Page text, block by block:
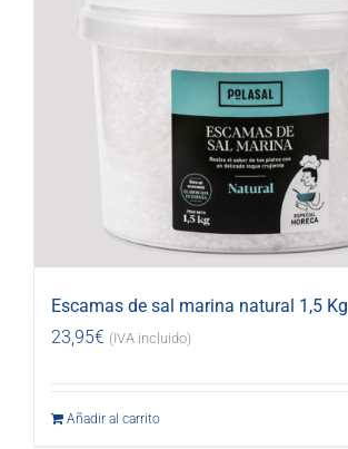
Escamas de sal marina natural 1,5 Kg
23,95€ (IVA incluido)
Añadir al carrito